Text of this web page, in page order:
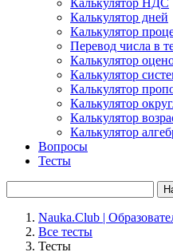
Калькулятор НДС
Калькулятор дней
Калькулятор
Перевод числа в
Калькулятор
Калькулятор
Калькулятор
Калькулятор
Калькулятор
Калькулятор
Вопросы
Тесты
Nauka.Club |
Все тесты
Тесты